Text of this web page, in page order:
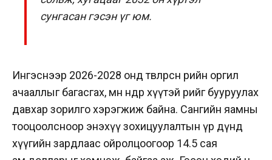
сунгасан гэсэн үг юм.
Ингэснээр 2026-2028 онд төвлөрсөн өрийн оргил
ачааллыг багасгах, мөн өндөр хүүтэй өрийг бууруулах
давхар зорилго хэрэгжиж байна. Сангийн яамны
тооцоолсноор энэхүү зохицуулалтын үр дүнд
хүүгийн зардлаас ойролцоогоор 14.5 сая